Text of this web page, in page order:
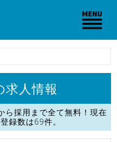
求人情報
ら採用まで全て無料！現在
録数は69件。